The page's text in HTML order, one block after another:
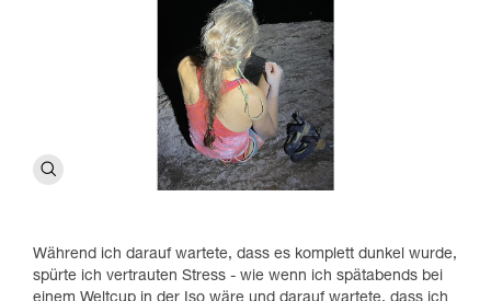
Während ich darauf wartete, dass es komplett dunkel wurde,
spürte ich vertrauten Stress - wie wenn ich spätabends bei